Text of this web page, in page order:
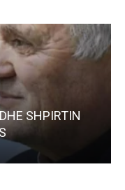
SHPIRTIN